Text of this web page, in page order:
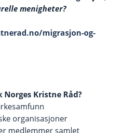
menigheter?
migrasjon-og-
Norges Kristne Råd?
organisasjoner
medlemmer samlet